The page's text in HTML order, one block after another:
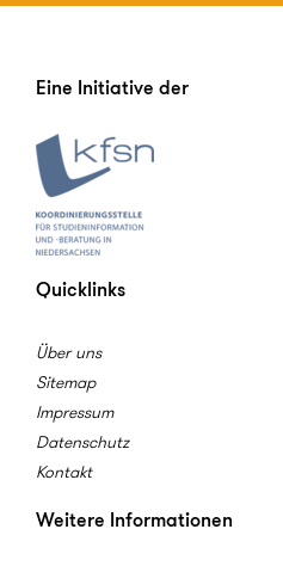
Eine Initiative der
Quicklinks
Über uns
Sitemap
Impressum
Datenschutz
Kontakt
Weitere Informationen